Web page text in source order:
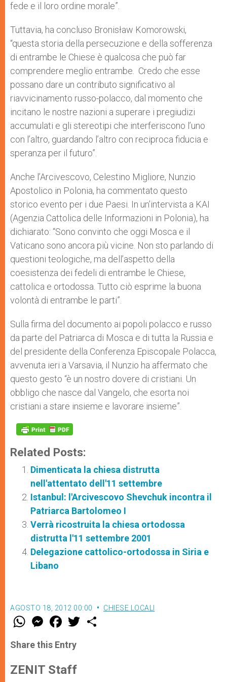
fede e il loro ordine morale”.
Tuttavia, ha concluso Bronisław Komorowski,
“questa storia della persecuzione e della sofferenza
di entrambe le Chiese è qualcosa che può far
comprendere meglio entrambe. Credo che esse
possano dare un contributo significativo al
riavvicinamento russo-polacco, dal momento che
incitano le nostre nazioni a superare i pregiudizi
accumulati e gli stereotipi che interferiscono l’uno
con l’altro, guardando l’altro con reciproca fiducia e
speranza per il futuro”.
Anche l’Arcivescovo, Celestino Migliore, Nunzio
Apostolico in Polonia, ha commentato questo
storico evento per i due Paesi. In un’intervista a KAI
(Agenzia Cattolica delle Informazioni in Polonia), ha
dichiarato: “Sono convinto che oggi Mosca e il
Vaticano sono ancora più vicine. Non sto parlando di
questioni teologiche, ma dell’aspetto della
coesistenza dei fedeli di entrambe le Chiese,
cattolica e ortodossa. Tutto ciò esprime la buona
volontà di entrambe le parti”.
Sulla firma del documento ai popoli polacco e russo
da parte del Patriarca di Mosca e di tutta la Russia e
del presidente della Conferenza Episcopale Polacca,
avvenuta ieri a Varsavia, il Nunzio ha affermato che
questo gesto “è un nostro dovere di cristiani. Un
obbligo che nasce dal Vangelo, che esorta noi
cristiani a stare insieme e lavorare insieme”.
Related Posts:
Dimenticata la chiesa distrutta
nell'attentato dell'11 settembre
Istanbul: l'Arcivescovo Shevchuk incontra il
Patriarca Bartolomeo I
Verrà ricostruita la chiesa ortodossa
distrutta l'11 settembre 2001
Delegazione cattolico-ortodossa in Siria e
Libano
AGOSTO 18, 2012 00:00 CHIESE LOCALI
W
t
s
p
p
M
e
s
e
g
e
F
a
e
b
o
k
w
Share this Entry
ZENIT Staff